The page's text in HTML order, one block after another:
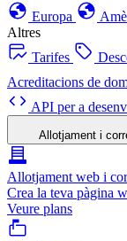
Europa
Altres
Tarifes
Acreditacions de
API per a
Allotjament i
Allotjament web i
Crea la teva pàgina
Veure plans